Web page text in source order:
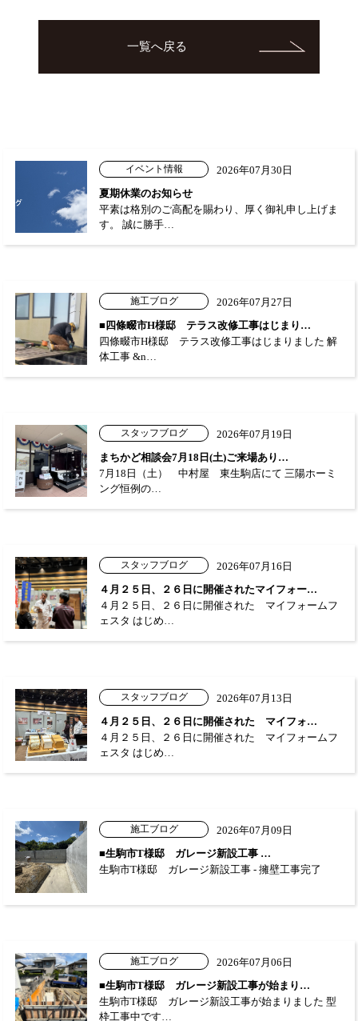
一覧へ戻る
イベント情報
2026年07月30日
夏期休業のお知らせ
平素は格別のご高配を賜わり、厚く御礼申し上げま
す。 誠に勝手…
施工ブログ
2026年07月27日
■四條畷市H様邸 テラス改修工事はじまり…
四條畷市H様邸 テラス改修工事はじまりました 解
体工事 &n…
スタッフブログ
2026年07月19日
まちかど相談会7月18日(土)ご来場あり…
7月18日（土） 中村屋 東生駒店にて 三陽ホーミ
ング恒例の…
スタッフブログ
2026年07月16日
４月２５日、２６日に開催されたマイフォー…
４月２５日、２６日に開催された マイフォームフ
ェスタ はじめ…
スタッフブログ
2026年07月13日
４月２５日、２６日に開催された マイフォ…
４月２５日、２６日に開催された マイフォームフ
ェスタ はじめ…
施工ブログ
2026年07月09日
■生駒市T様邸 ガレージ新設工事 …
生駒市T様邸 ガレージ新設工事 - 擁壁工事完了
施工ブログ
2026年07月06日
■生駒市T様邸 ガレージ新設工事が始まり…
生駒市T様邸 ガレージ新設工事が始まりました 型
枠工事中です…